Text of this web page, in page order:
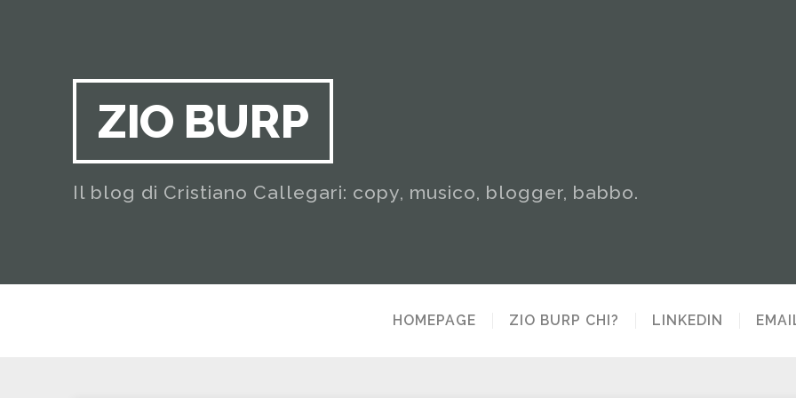
ZIO BURP
Il blog di Cristiano Callegari: copy, musico, blogger, babbo.
HOMEPAGE ZIO BURP CHI? LINKEDIN